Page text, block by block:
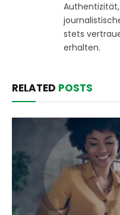
stets
erhalten.
RELATED POSTS